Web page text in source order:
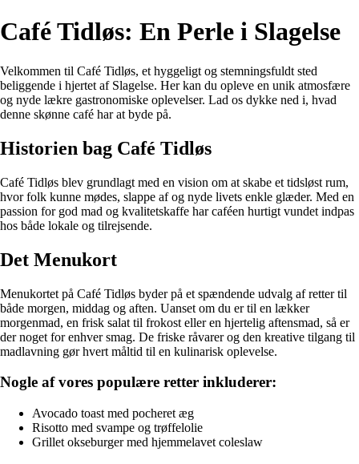
Café Tidløs: En Perle i Slagelse
Velkommen til Café Tidløs, et hyggeligt og stemningsfuldt sted
beliggende i hjertet af Slagelse. Her kan du opleve en unik atmosfære
og nyde lækre gastronomiske oplevelser. Lad os dykke ned i, hvad
denne skønne café har at byde på.
Historien bag Café Tidløs
Café Tidløs blev grundlagt med en vision om at skabe et tidsløst rum,
hvor folk kunne mødes, slappe af og nyde livets enkle glæder. Med en
passion for god mad og kvalitetskaffe har caféen hurtigt vundet indpas
hos både lokale og tilrejsende.
Det Menukort
Menukortet på Café Tidløs byder på et spændende udvalg af retter til
både morgen, middag og aften. Uanset om du er til en lækker
morgenmad, en frisk salat til frokost eller en hjertelig aftensmad, så er
der noget for enhver smag. De friske råvarer og den kreative tilgang til
madlavning gør hvert måltid til en kulinarisk oplevelse.
Nogle af vores populære retter inkluderer:
Avocado toast med pocheret æg
Risotto med svampe og trøffelolie
Grillet okseburger med hjemmelavet coleslaw